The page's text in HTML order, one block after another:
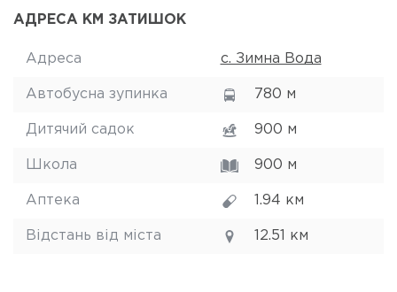
АДРЕСА КМ ЗАТИШОК
Адреса с. Зимна Вода
Автобусна зупинка 780 м
Дитячий садок 900 м
Школа 900 м
Аптека 1.94 км
Відстань від міста 12.51 км